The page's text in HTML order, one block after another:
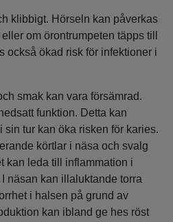
klibbigt. Hörseln kan påverkas
om örontrumpeten täpps till
också ökad risk för infektioner i
smak kan vara försämrad.
funktion. Detta kan
sin tur kan öka risken för karies.
körtlar i näsa och svalg
kan leda till inflammation i
näsan kan illaluktande torra
i halsen på grund av
kan ibland ge hes röst